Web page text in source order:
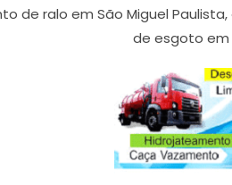
de ralo em São Miguel
de esgoto em